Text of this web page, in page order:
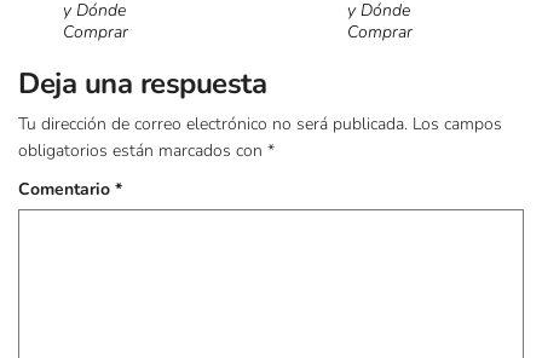
y Dónde
Comprar
y Dónde
Comprar
Deja una respuesta
Tu dirección de correo electrónico no será publicada. Los campos
obligatorios están marcados con *
Comentario *